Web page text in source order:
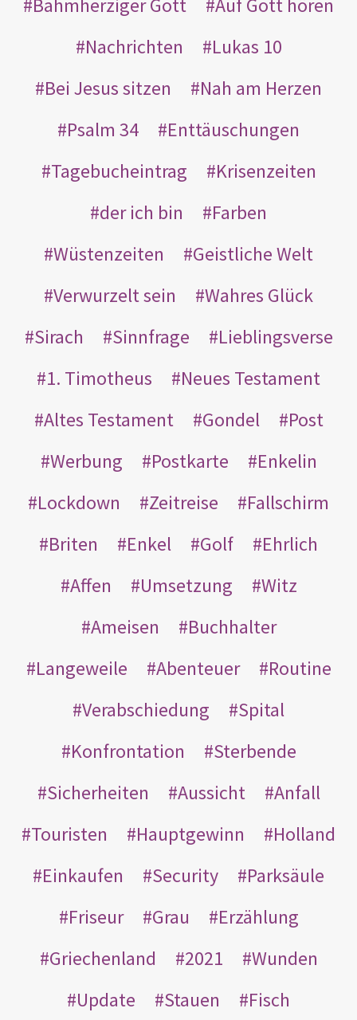
Bahmherziger Gott
Auf Gott hören
Nachrichten
Lukas 10
Bei Jesus sitzen
Nah am Herzen
Psalm 34
Enttäuschungen
Tagebucheintrag
Krisenzeiten
der ich bin
Farben
Wüstenzeiten
Geistliche Welt
Verwurzelt sein
Wahres Glück
Sirach
Sinnfrage
Lieblingsverse
1. Timotheus
Neues Testament
Altes Testament
Gondel
Post
Werbung
Postkarte
Enkelin
Lockdown
Zeitreise
Fallschirm
Briten
Enkel Golf
Ehrlich
Affen
Umsetzung
Witz
Ameisen
Buchhalter
Langeweile
Abenteuer
Routine
Verabschiedung
Spital
Konfrontation
Sterbende
Sicherheiten
Aussicht
Anfall
Touristen
Hauptgewinn
Holland
Einkaufen
Security
Parksäule
Friseur
Grau
Erzählung
Griechenland
2021
Wunden
Update
Stauen
Fisch